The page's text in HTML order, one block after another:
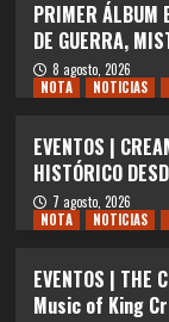
PRIMER ÁLBUM
DE GUERRA,
8 agosto, 2026
NOTA
NOTICIAS
EVENTOS |
HISTÓRICO
7 agosto, 2026
NOTA
NOTICIAS
EVENTOS |
Music of King